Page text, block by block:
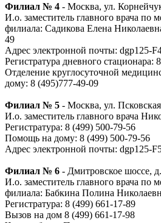
Филиал № 4 - Москва, ул.
И.о. заместитель главного врача по
филиала: Садикова Елена
49
Адрес электронной почты: dgp125-
Регистратура дневного стационара:
Отделение круглосуточной
дому: 8 (495)777-49-09
Филиал № 5 - Москва, ул.
И.о. заместитель главного врача
Регистратура: 8 (499) 500-79-56
Помощь на дому: 8 (499) 500-79-56
Адрес электронной почты: dgp125-
Филиал № 6 - Дмитровское шоссе,
И.о. заместитель главного врача по
филиала: Бабкина Полина
Регистратура: 8 (499) 661-17-89
Вызов на дом 8 (499) 661-17-98